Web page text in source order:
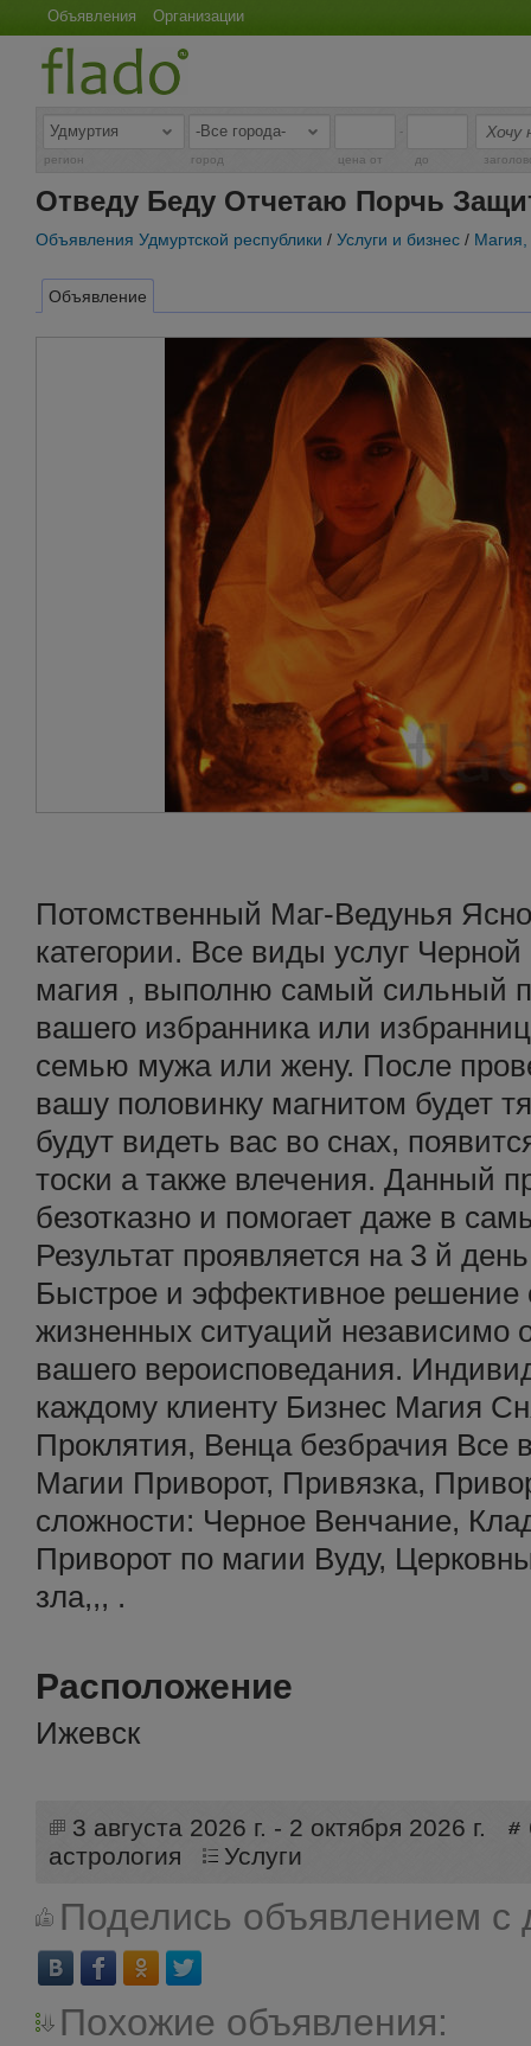
Объявления Организации
-
регион город цена от до
Отведу Беду Отчетаю Порчь
Объявления Удмуртской республики / Услуги и бизнес / Магия,
Объявление
Потомственный Маг-Ведунья
категории. Все виды услуг
магия , выполню самый сильный
вашего избранника или
семью мужа или жену. После
вашу половинку магнитом будет
будут видеть вас во снах,
тоски а также влечения. Данный
безотказно и помогает даже в
Результат проявляется на 3 й
Быстрое и эффективное
жизненных ситуаций независимо
вашего вероисповедания.
каждому клиенту Бизнес Магия
Проклятия, Венца безбрачия Все
Магии Приворот, Привязка,
сложности: Черное Венчание,
Приворот по магии Вуду,
зла,,, .
Расположение
Ижевск
3 августа 2026 г. - 2 октября 2026 г.
астрология
Услуги
Поделись объявлением с
Похожие объявления: